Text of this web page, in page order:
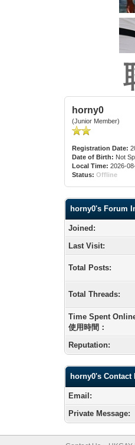
horny0
(Junior Member)
Registration Date:
Date of Birth: Not
Local Time: 2026-
Status: Offline
horny0's Forum
Joined:
Last Visit:
Total Posts:
Total Threads:
Time Spent
使用時間：
Reputation:
horny0's Contact
Email:
Private Message: